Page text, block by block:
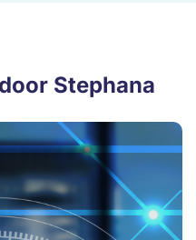
Stephana